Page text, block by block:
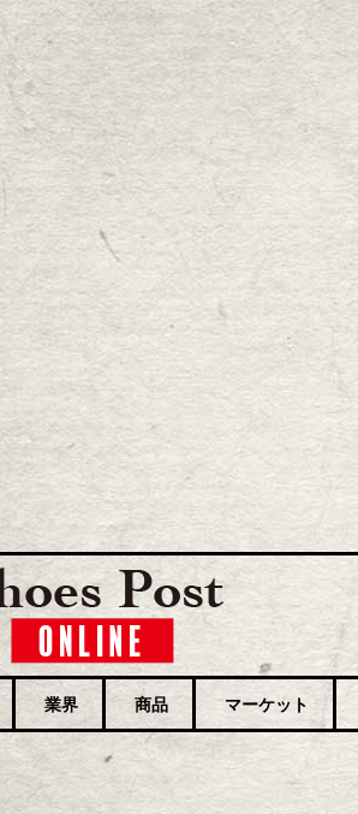
業界 商品 マーケット